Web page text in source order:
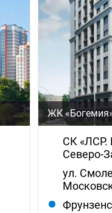
ЖК
СК «ЛСР.
Северо-
ул.